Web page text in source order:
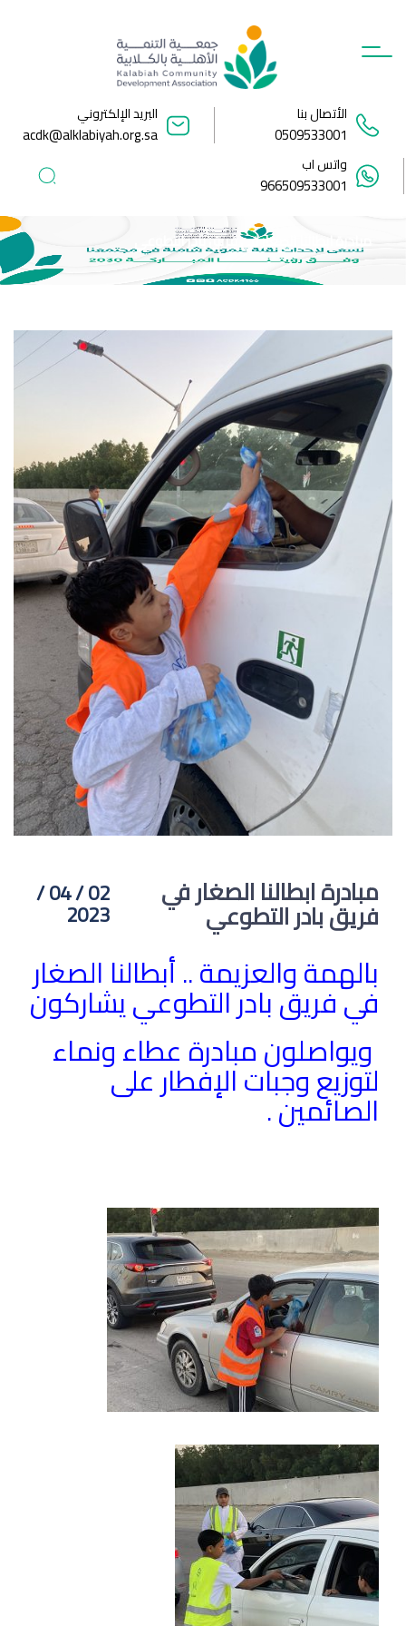
content
الأتصال بنا
0509533001
البريد الإلكتروني
acdk@alklabiyah.org.sa
واتس اب
966509533001
مبادرة ابطالنا الصغار في فريق بادر التطوعي
مبادرة ابطالنا الصغار في
فريق بادر التطوعي
02 / 04 /
2023
بالهمة والعزيمة .. أبطالنا الصغار
في فريق بادر التطوعي يشاركون
ويواصلون مبادرة عطاء ونماء
لتوزيع وجبات الإفطار على
الصائمين .